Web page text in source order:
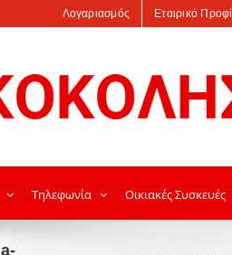
Λογαριασμός Εταιρικό
Τηλεφωνία Οικιακές Συσκευές